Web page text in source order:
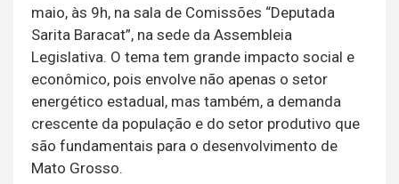
maio, às 9h, na sala de Comissões “Deputada
Sarita Baracat”, na sede da Assembleia
Legislativa. O tema tem grande impacto social e
econômico, pois envolve não apenas o setor
energético estadual, mas também, a demanda
crescente da população e do setor produtivo que
são fundamentais para o desenvolvimento de
Mato Grosso.